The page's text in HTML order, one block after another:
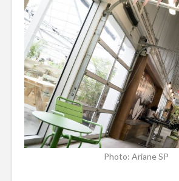
Photo: Ariane SP